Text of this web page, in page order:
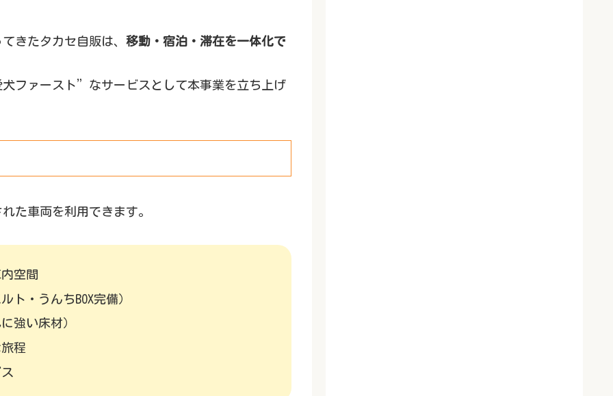
きたタカセ自販は、 移動・宿泊・滞在を一体化で
ファースト”なサービスとして本事業を立ち上げ
た車両を利用できます。
空間
ト・うんちBOX完備）
強い床材）
程